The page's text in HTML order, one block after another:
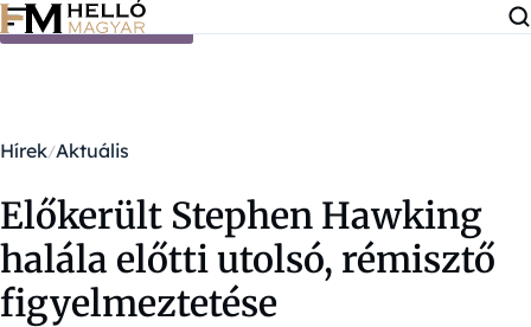
Ugrás a tartalomra
Hírek Aktuális
Előkerült Stephen Hawking
halála előtti utolsó, rémisztő
figyelmeztetése